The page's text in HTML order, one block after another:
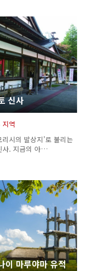
신사
역
리시의 발상지’로 불리는
사. 지금의 아…
이 마루야마 유적